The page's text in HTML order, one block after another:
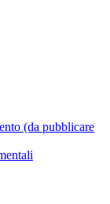
(da pubblicare